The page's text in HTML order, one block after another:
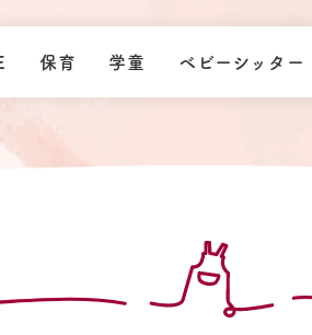
保育 学童 ベビーシッター